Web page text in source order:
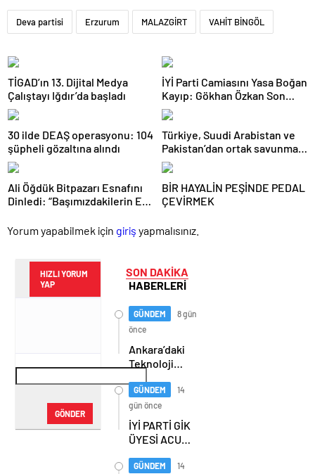
Deva partisi Erzurum MALAZGİRT VAHİT BİNGÖL
TİGAD’ın 13. Dijital Medya
Çalıştayı Iğdır’da başladı
İYİ Parti Camiasını Yasa Boğan
Kayıp: Gökhan Özkan Son
Yolculuğuna Uğurlandı
30 ilde DEAŞ operasyonu: 104
şüpheli gözaltına alındı
Türkiye, Suudi Arabistan ve
Pakistan’dan ortak savunma
anlaşması
Ali Öğdük Bitpazarı Esnafını
Dinledi: “Başımızdakilerin Eli
BİR HAYALİN PEŞİNDE PEDAL
ÇEVİRMEK
Yorum yapabilmek için giriş yapmalısınız.
HIZLI YORUM
YAP
GÖNDER
SON DAKİKA
HABERLERİ
GÜNDEM
8 gün
önce
Ankara’daki
Teknoloji
Teknopark
Nasıl
Büyüyor?
Burcu Alkan
Bilir Yeni
Hedefleri
GÜNDEM
14
gün önce
İYİ PARTİ GİK
ÜYESİ ACUR,
PARTİLİLERLE
GÜNDEM
14